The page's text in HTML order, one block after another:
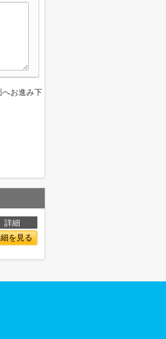
へお進み下
詳細
を見る